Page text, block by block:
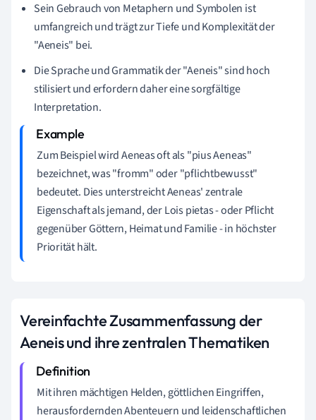
Sein Gebrauch von Metaphern und Symbolen ist
umfangreich und trägt zur Tiefe und Komplexität der
"Aeneis" bei.
Die Sprache und Grammatik der "Aeneis" sind hoch
stilisiert und erfordern daher eine sorgfältige
Interpretation.
Zum Beispiel wird Aeneas oft als "pius Aeneas"
bezeichnet, was "fromm" oder "pflichtbewusst"
bedeutet. Dies unterstreicht Aeneas' zentrale
Eigenschaft als jemand, der Lois pietas - oder Pflicht
gegenüber Göttern, Heimat und Familie - in höchster
Priorität hält.
Vereinfachte Zusammenfassung der
Aeneis und ihre zentralen Thematiken
Mit ihren mächtigen Helden, göttlichen Eingriffen,
herausfordernden Abenteuern und leidenschaftlichen